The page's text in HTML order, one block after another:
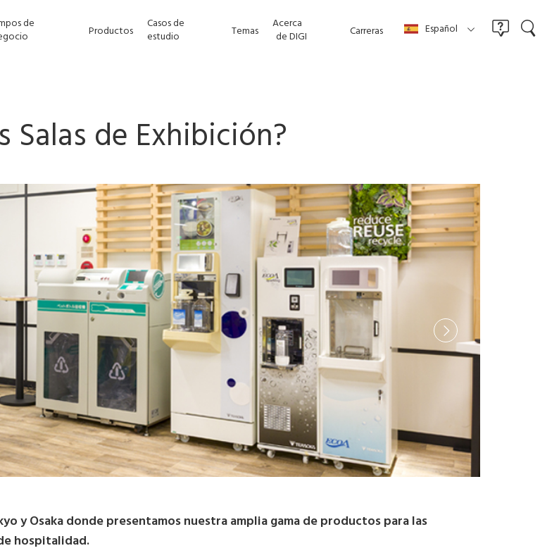
de
Productos
Casos de
estudio
Temas
Acerca
de DIGI
Carreras Español
Salas de Exhibición?
y Osaka donde presentamos nuestra amplia gama de productos para las
hospitalidad.